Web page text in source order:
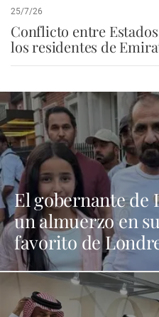
25/7/26
Conflicto entre
los residentes de
El gobernante de
un almuerzo en
favorito de